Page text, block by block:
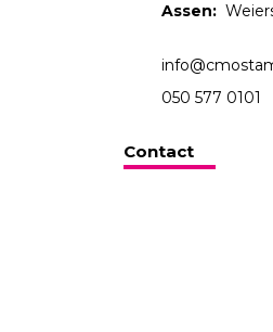
Assen:
050 577 0101
Contact